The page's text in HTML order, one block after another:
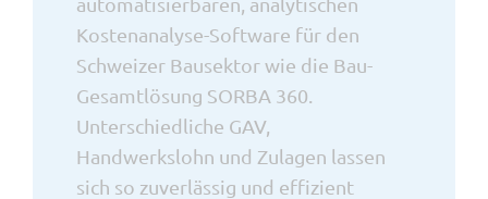
Kostenanalyse-Software für den
Schweizer Bausektor wie die Bau-
Gesamtlösung SORBA 360.
Unterschiedliche GAV,
Handwerkslohn und Zulagen lassen
sich so zuverlässig und effizient